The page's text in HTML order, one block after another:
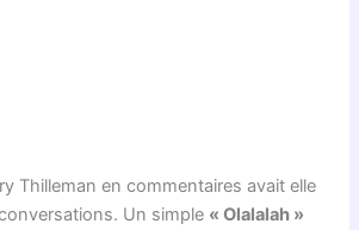
Thilleman en commentaires avait elle
Un simple « Olalalah »